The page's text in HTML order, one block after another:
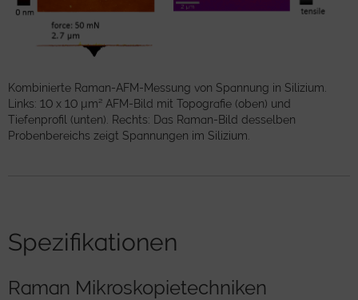
Kombinierte Raman-AFM-Messung von Spannung in Silizium.
Links: 10 x 10 µm² AFM-Bild mit Topografie (oben) und
Tiefenprofil (unten). Rechts: Das Raman-Bild desselben
Probenbereichs zeigt Spannungen im Silizium.
Spezifikationen
Raman Mikroskopietechniken